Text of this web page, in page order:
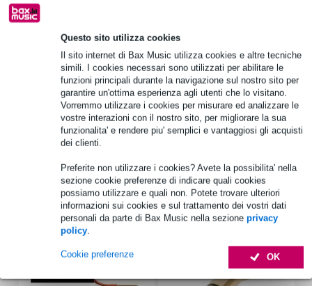
Questo sito utilizza cookies
Il sito internet di Bax Music utilizza cookies e altre tecniche
simili. I cookies necessari sono utilizzati per abilitare le
funzioni principali durante la navigazione sul nostro sito per
garantire un'ottima esperienza agli utenti che lo visitano.
Vorremmo utilizzare i cookies per misurare ed analizzare le
vostre interazioni con il nostro sito, per migliorare la sua
funzionalita' e rendere piu' semplici e vantaggiosi gli acquisti
dei clienti.
Preferite non utilizzare i cookies? Avete la possibilita' nella
sezione cookie preferenze di indicare quali cookies
possiamo utilizzare e quali non. Potete trovare ulteriori
informazioni sui cookies e sul trattamento dei vostri dati
personali da parte di Bax Music nella sezione privacy
policy.
OK
Cookie preferenze
Monacor PA-5240 5-zone mono mixing amplifier
siren function, chime function and ringtone function
RMS: 240W
Specifiche complete
Vedi anche (3)
Accessori (14)